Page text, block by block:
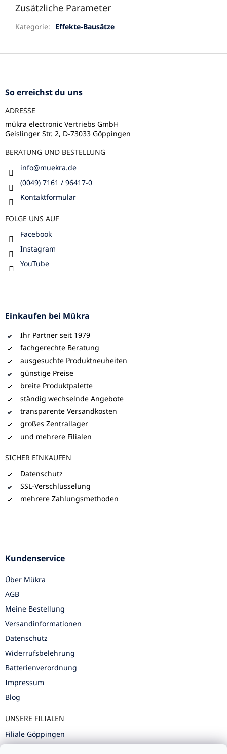
Zusätzliche Parameter
Kategorie: Effekte-Bausätze
F
So erreichst du uns
ADRESSE
mükra electronic Vertriebs GmbH
Geislinger Str. 2, D-73033 Göppingen
BERATUNG UND BESTELLUNG
info@muekra.de
(0049) 7161 / 96417-0
Kontaktformular
FOLGE UNS AUF
Facebook
Instagram
YouTube
Einkaufen bei Mükra
Ihr Partner seit 1979
fachgerechte Beratung
ausgesuchte Produktneuheiten
günstige Preise
breite Produktpalette
ständig wechselnde Angebote
transparente Versandkosten
großes Zentrallager
und mehrere Filialen
SICHER EINKAUFEN
Datenschutz
SSL-Verschlüsselung
mehrere Zahlungsmethoden
Kundenservice
Über Mükra
AGB
Meine Bestellung
Versandinformationen
Datenschutz
Widerrufsbelehrung
Batterienverordnung
Impressum
Blog
UNSERE FILIALEN
Filiale Göppingen